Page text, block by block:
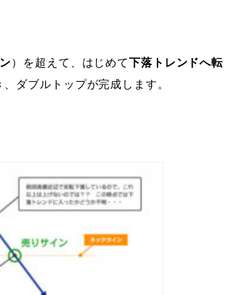
）を超えて、 はじめて下落トレンドへ転
ダブルトップが完成します。